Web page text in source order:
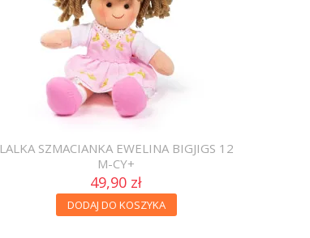
LALKA SZMACIANKA EWELINA BIGJIGS 12
M-CY+
49,90 zł
DODAJ DO KOSZYKA